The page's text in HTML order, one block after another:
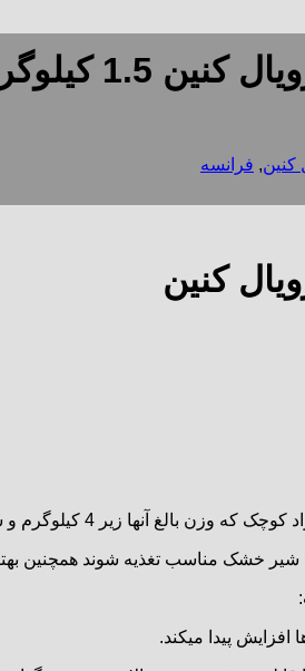
کیلوگرم
کنین, فرانسه
کنین
و سن آنها بین 2 الی 12 ماهگی است.